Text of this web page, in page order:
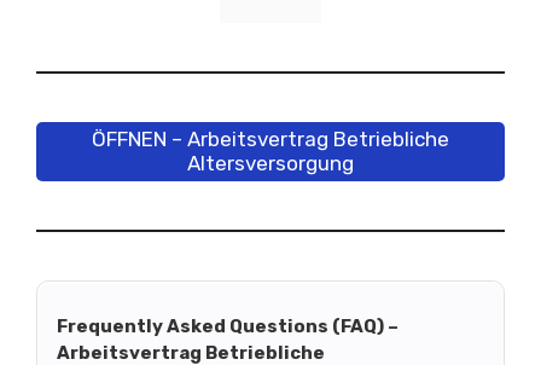
ÖFFNEN – Arbeitsvertrag Betriebliche
Altersversorgung
Frequently Asked Questions (FAQ) –
Arbeitsvertrag Betriebliche